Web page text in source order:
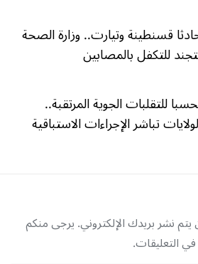
قسنطينة وتيارت.. وزارة الصحة
للتكفل بالمصابين
للتقلبات الجوية المرتقبة..
تباشر الإجراءات الاستباقية
نشر بريدك الإلكتروني. يرجى منكم
في التعليقات.